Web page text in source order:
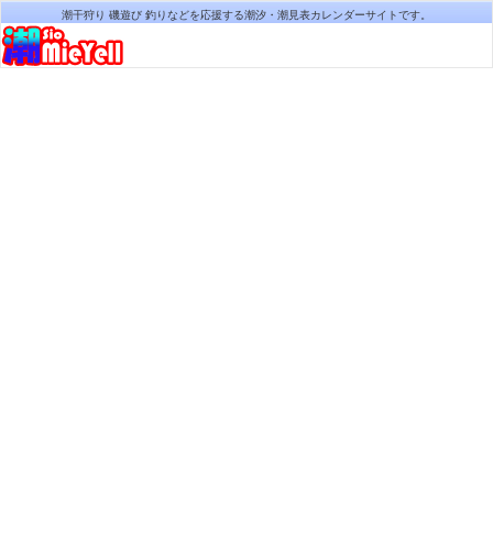
潮干狩り 磯遊び 釣りなどを応援する潮汐・潮見表カレンダーサイトです。